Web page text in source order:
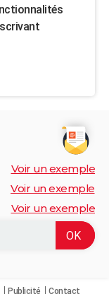
Voir un exemple
Voir un exemple
Voir un exemple
Publicité Contact